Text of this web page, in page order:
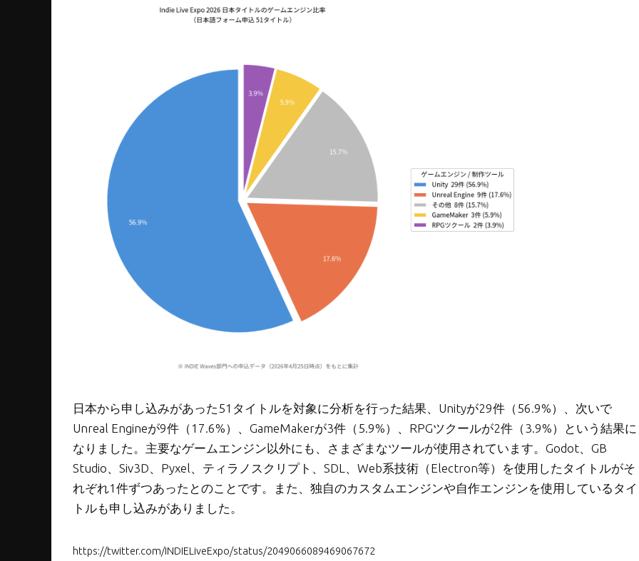
日本から申し込みがあった51タイトルを対象に分析を行った結果、Unityが29件（56.9%）、次いで
Unreal Engineが9件（17.6%）、GameMakerが3件（5.9%）、RPGツクールが2件（3.9%）という結果に
なりました。主要なゲームエンジン以外にも、さまざまなツールが使用されています。Godot、GB
Studio、Siv3D、Pyxel、ティラノスクリプト、SDL、Web系技術（Electron等）を使用したタイトルがそ
れぞれ1件ずつあったとのことです。また、独自のカスタムエンジンや自作エンジンを使用しているタイ
トルも申し込みがありました。
https://twitter.com/INDIELiveExpo/status/2049066089469067672